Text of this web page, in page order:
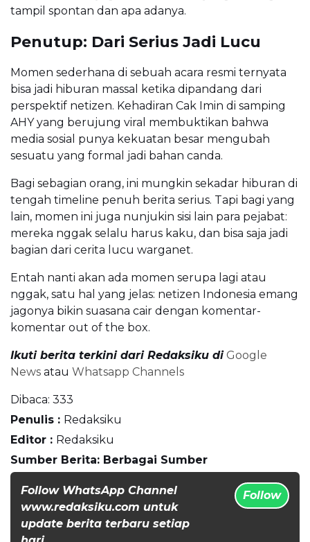
tampil spontan dan apa adanya.
Penutup: Dari Serius Jadi Lucu
Momen sederhana di sebuah acara resmi ternyata
bisa jadi hiburan massal ketika dipandang dari
perspektif netizen. Kehadiran Cak Imin di samping
AHY yang berujung viral membuktikan bahwa
media sosial punya kekuatan besar mengubah
sesuatu yang formal jadi bahan canda.
Bagi sebagian orang, ini mungkin sekadar hiburan di
tengah timeline penuh berita serius. Tapi bagi yang
lain, momen ini juga nunjukin sisi lain para pejabat:
mereka nggak selalu harus kaku, dan bisa saja jadi
bagian dari cerita lucu warganet.
Entah nanti akan ada momen serupa lagi atau
nggak, satu hal yang jelas: netizen Indonesia emang
jagonya bikin suasana cair dengan komentar-
komentar out of the box.
Ikuti berita terkini dari Redaksiku di Google
News atau Whatsapp Channels
Dibaca: 333
Penulis : Redaksiku
Editor : Redaksiku
Sumber Berita: Berbagai Sumber
Follow WhatsApp Channel
www.redaksiku.com untuk
update berita terbaru setiap
Follow